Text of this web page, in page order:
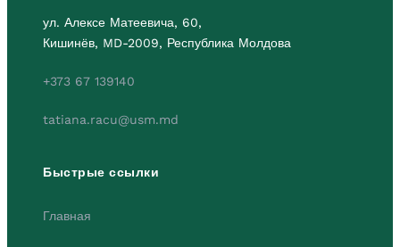
ул. Алексе Матеевича, 60,
Кишинёв, MD-2009, Республика Молдова
+373 67 139140
tatiana.racu@usm.md
Быстрые ссылки
Главная